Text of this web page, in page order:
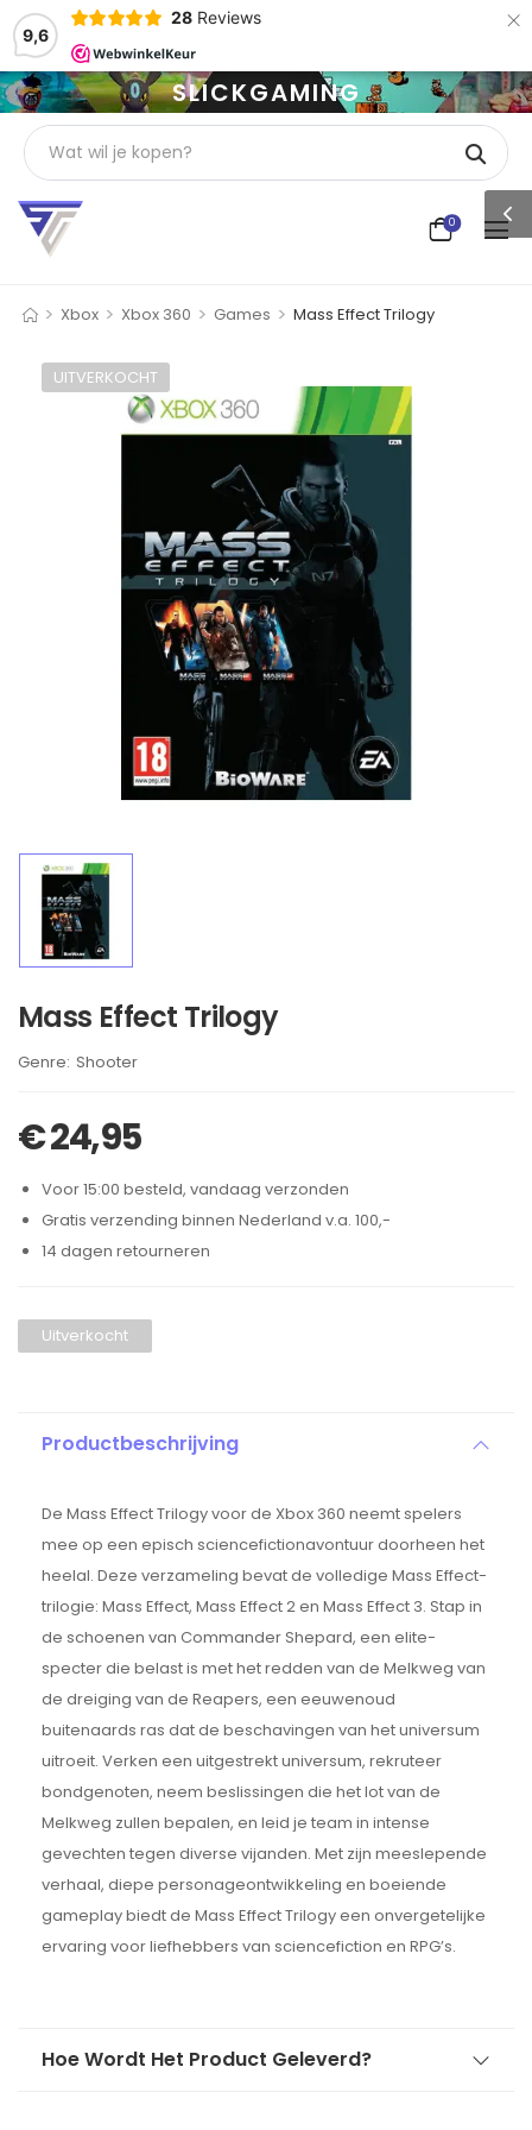
9,6
28 Reviews ×
SLICKGAMING
0
> Xbox > Xbox 360 > Games > Mass Effect Trilogy
UITVERKOCHT
Mass Effect Trilogy
Brand:
Shooter
€24,95
Voor 15:00 besteld, vandaag verzonden
Gratis verzending binnen Nederland v.a. 100,-
14 dagen retourneren
Uitverkocht
Productbeschrijving
De Mass Effect Trilogy voor de Xbox 360 neemt spelers
mee op een episch sciencefictionavontuur doorheen het
heelal. Deze verzameling bevat de volledige Mass Effect-
trilogie: Mass Effect, Mass Effect 2 en Mass Effect 3. Stap in
de schoenen van Commander Shepard, een elite-
specter die belast is met het redden van de Melkweg van
de dreiging van de Reapers, een eeuwenoud
buitenaards ras dat de beschavingen van het universum
uitroeit. Verken een uitgestrekt universum, rekruteer
bondgenoten, neem beslissingen die het lot van de
Melkweg zullen bepalen, en leid je team in intense
gevechten tegen diverse vijanden. Met zijn meeslepende
verhaal, diepe personageontwikkeling en boeiende
gameplay biedt de Mass Effect Trilogy een onvergetelijke
ervaring voor liefhebbers van sciencefiction en RPG’s.
Hoe Wordt Het Product Geleverd?